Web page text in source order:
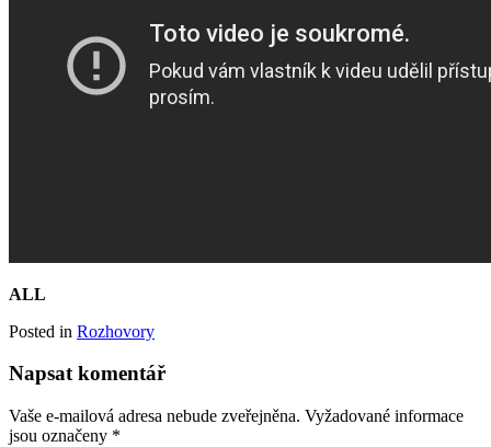
ALL
Posted in Rozhovory
Napsat komentář
Vaše e-mailová adresa nebude zveřejněna. Vyžadované informace
jsou označeny *